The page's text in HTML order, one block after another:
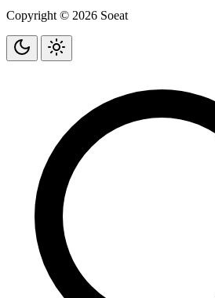
Copyright © 2026 Soeat